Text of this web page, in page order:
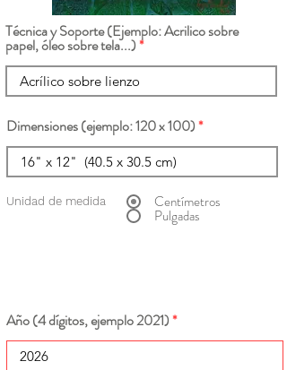
Técnica y Soporte (Ejemplo: Acrilico sobre
papel, óleo sobre tela...)
Dimensiones (ejemplo: 120 x 100)
Unidad de medida Centímetros
Pulgadas
Año (4 dígitos, ejemplo 2021)